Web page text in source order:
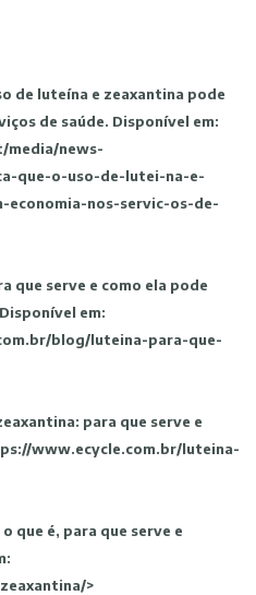
de luteína e zeaxantina pode
de saúde. Disponível em:
news-
que-o-uso-de-lutei-na-e-
economia-nos-servic-os-de-
que serve e como ela pode
em:
blog/luteina-para-que-
para que serve e
www.ecycle.com.br/luteina-
que é, para que serve e
>